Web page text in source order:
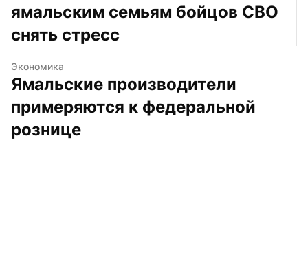
ямальским семьям бойцов СВО
снять стресс
Экономика
Ямальские производители
примеряются к федеральной
рознице